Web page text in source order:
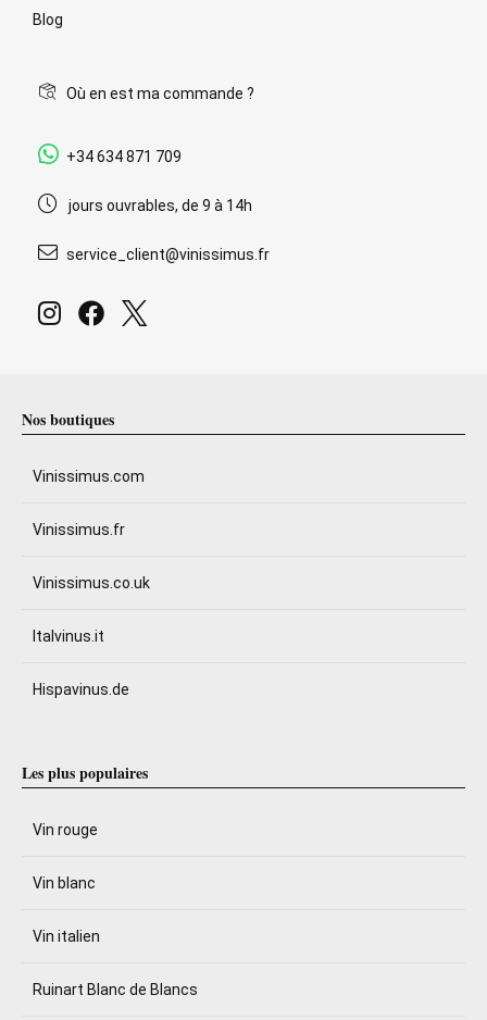
Blog
Où en est ma commande ?
+34 634 871 709
jours ouvrables, de 9 à 14h
service_client@vinissimus.fr
Nos boutiques
Vinissimus.com
Vinissimus.fr
Vinissimus.co.uk
Italvinus.it
Hispavinus.de
Les plus populaires
Vin rouge
Vin blanc
Vin italien
Ruinart Blanc de Blancs